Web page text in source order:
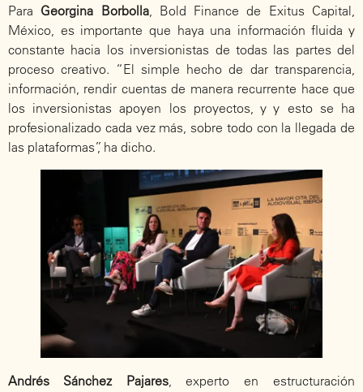
Para Georgina Borbolla, Bold Finance de Exitus Capital,
México, es importante que haya una información fluida y
constante hacia los inversionistas de todas las partes del
proceso creativo. “El simple hecho de dar transparencia,
información, rendir cuentas de manera recurrente hace que
los inversionistas apoyen los proyectos, y y esto se ha
profesionalizado cada vez más, sobre todo con la llegada de
las plataformas”, ha dicho.
Andrés Sánchez Pajares, experto en estructuración